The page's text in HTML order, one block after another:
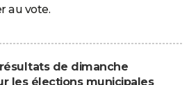
au vote.
résultats de dimanche
les élections municipales